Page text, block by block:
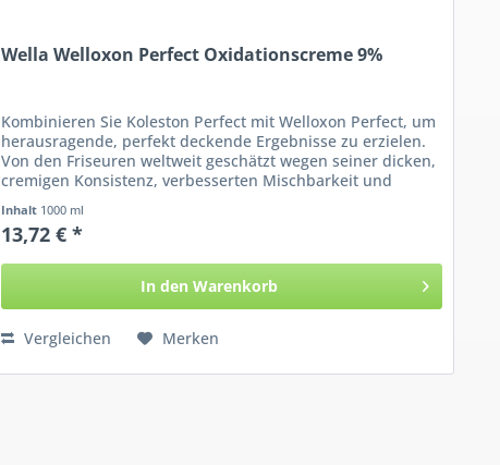
Wella Welloxon Perfect Oxidationscreme 9%
Kombinieren Sie Koleston Perfect mit Welloxon Perfect, um
herausragende, perfekt deckende Ergebnisse zu erzielen.
Von den Friseuren weltweit geschätzt wegen seiner dicken,
cremigen Konsistenz, verbesserten Mischbarkeit und
Inhalt 1000 ml
13,72 € *
In den Warenkorb
Vergleichen Merken